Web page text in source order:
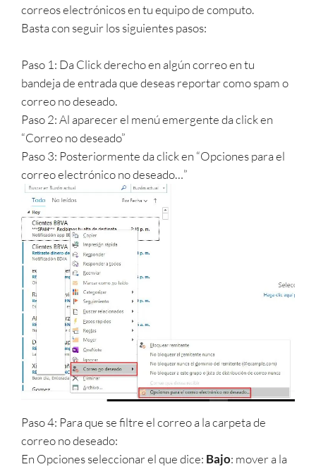
correos electrónicos en tu equipo de computo.
Basta con seguir los siguientes pasos:
Paso 1: Da Click derecho en algún correo en tu
bandeja de entrada que deseas reportar como spam o
correo no deseado.
Paso 2: Al aparecer el menú emergente da click en
“Correo no deseado”
Paso 3: Posteriormente da click en “Opciones para el
correo electrónico no deseado…”
Paso 4: Para que se filtre el correo a la carpeta de
correo no deseado:
En Opciones seleccionar el que dice: Bajo: mover a la